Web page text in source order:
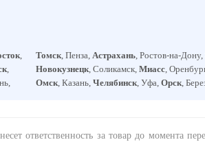
,
,
Томск, Пенза, Астрахань, Ростов-на-
Новокузнецк, Соликамск, Миасс,
Омск, Казань, Челябинск, Уфа, Орск,
ответственность за товар до момента